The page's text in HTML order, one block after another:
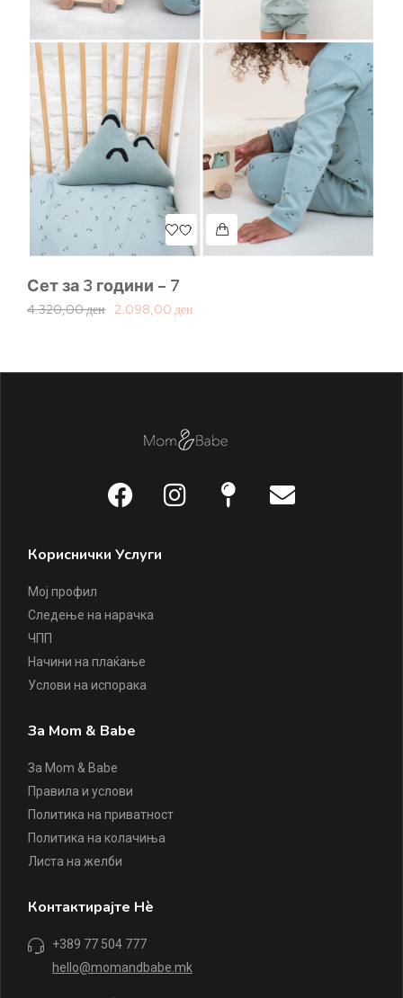
Сет за 3 години – 7
4.320,00ден 2.098,00 ден
Кориснички Услуги
Мој профил
Следење на нарачка
ЧПП
Начини на плаќање
Услови на испорака
За Mom & Babe
За Mom & Babe
Правила и услови
Политика на приватност
Политика на колачиња
Листа на желби
Контактирајте Нè
+389 77 504 777
hello@momandbabe.mk